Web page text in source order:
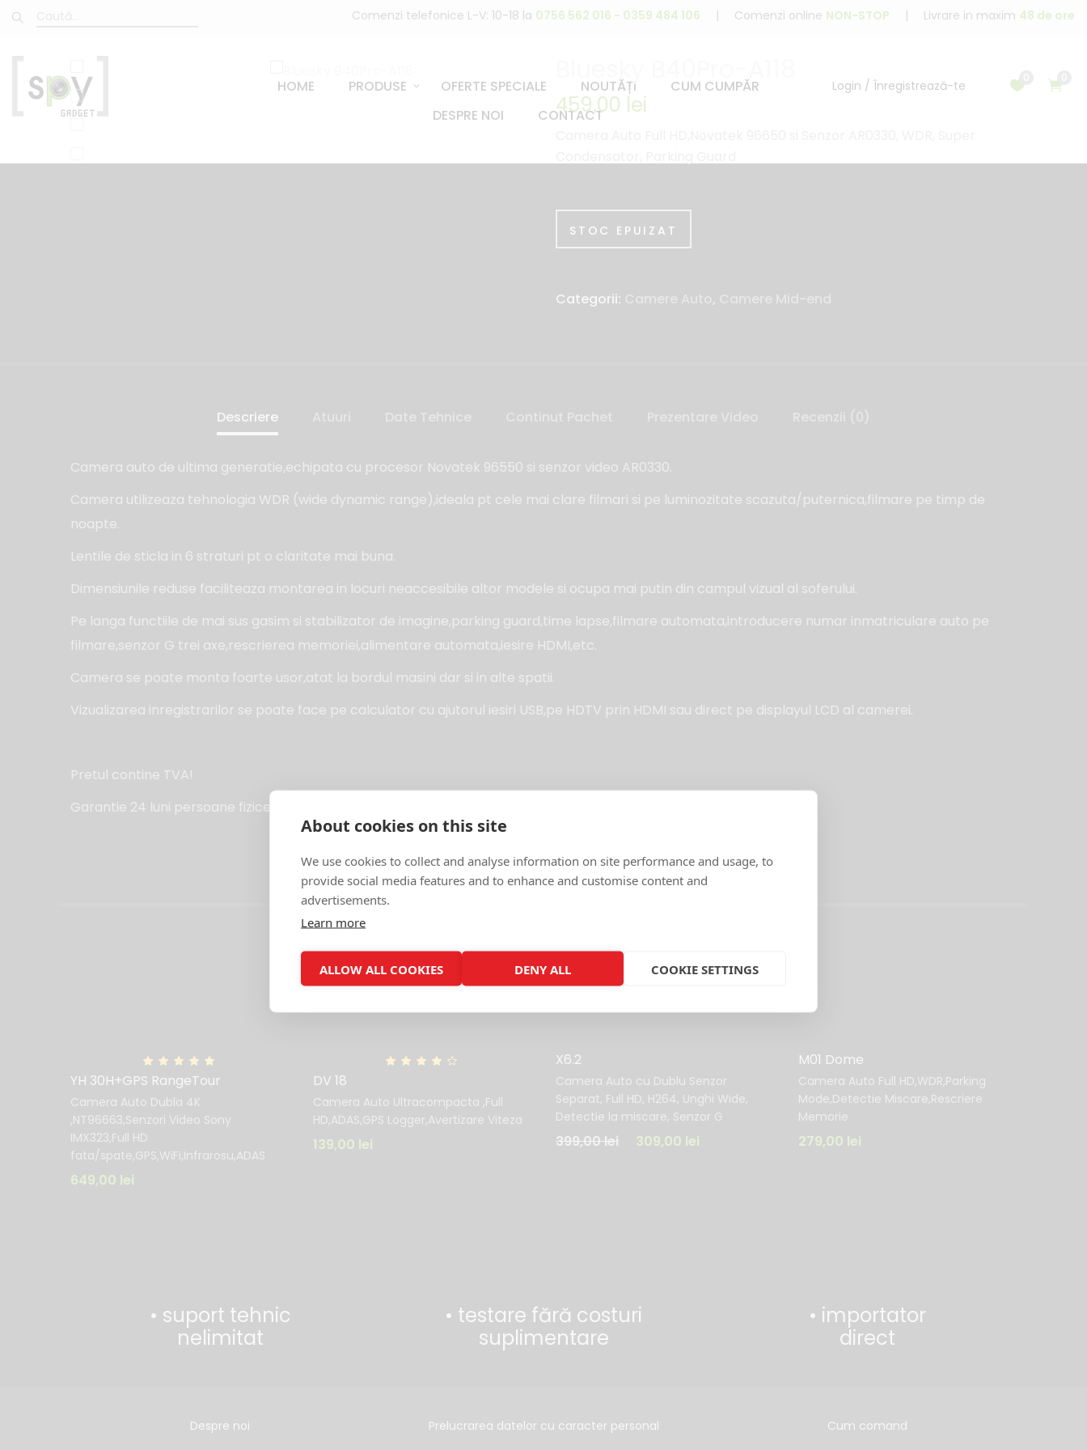
Comenzi telefonice L-V: 10-18 la 0756 562 016 - 0359 484 106 | Comenzi online NON-STOP | Livrare in maxim 48 de ore
HOME PRODUSE OFERTE SPECIALE NOUTĂȚI
CUM CUMPĂR
DESPRE NOI
CONTACT
Login / Înregistrează-te
459,00 lei
STOC EPUIZAT
Categorii: ,
Descriere
Camera auto de ultima generatie,echipata cu procesor Novatek 96550 si senzor video AR0330.
Camera utilizeaza tehnologia WDR (wide dynamic range),ideala pt cele mai clare filmari si pe luminozitate scazuta/puternica,filmare pe timp de
noapte.
Lentile de sticla in 6 straturi pt o claritate mai buna.
Dimensiunile reduse faciliteaza montarea in locuri neaccesibile altor modele si ocupa mai putin din campul vizual al soferului.
Pe langa functiile de mai sus gasim si stabilizator de imagine,parking guard,time lapse,filmare automata,introducere numar inmatriculare auto pe
filmare,senzor G trei axe,rescrierea memoriei,alimentare automata,iesire HDMI,etc.
Camera se poate monta foarte usor,atat la bordul masini dar si in alte spatii.
Vizualizarea inregistrarilor se poate face pe calculator cu ajutorul iesiri USB,pe HDTV prin HDMI sau direct pe displayul LCD al camerei.
Pretul contine TVA!
Garantie 24 luni persoane fizice.
Distribuie pe:
Produse recomandate
YH 30H+GPS RangeTour
Camera Auto Dubla 4K
,NT96663,Senzori Video Sony
IMX323,Full HD
fata/spate,GPS,WiFi,Infrarosu,ADAS
649,00 lei
DV 18
Camera Auto Ultracompacta ,Full
HD,ADAS,GPS Logger,Avertizare Viteza
139,00 lei
X6.2
Camera Auto cu Dublu Senzor
Separat, Full HD, H264, Unghi Wide,
Detectie la miscare, Senzor G
399,00lei 309,00 lei
M01 Dome
Camera Auto Full HD,WDR,Parking
Mode,Detectie Miscare,Rescriere
Memorie
279,00 lei
• suport tehnic
nelimitat
• testare fără costuri
suplimentare
• importator
direct
Despre noi Prelucrarea datelor cu caracter personal Cum comand
About cookies on this site
We use cookies to collect and analyse information on site performance and usage, to
provide social media features and to enhance and customise content and
advertisements.
Learn more
ALLOW ALL COOKIES DENY ALL COOKIE SETTINGS